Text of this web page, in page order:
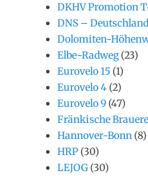
DKHV Promotion
DNS –
Dolomiten-
Elbe-Radweg(23)
Eurovelo 15 (1)
Eurovelo 4 (2)
Eurovelo 9 (47)
Fränkische
Hannover-Bonn (8)
HRP (30)
LEJOG (30)